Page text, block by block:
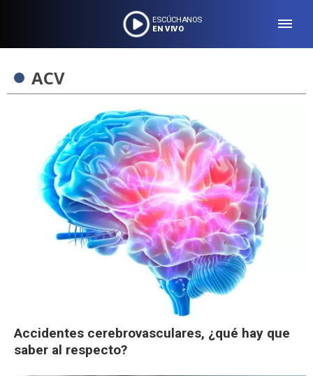
ESCÚCHANOS
EN VIVO
ACV
Accidentes cerebrovasculares, ¿qué hay que
saber al respecto?